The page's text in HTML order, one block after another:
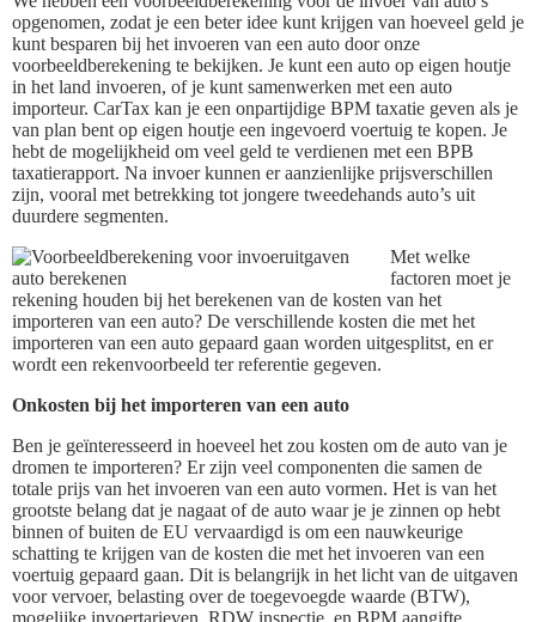
opgenomen, zodat je een beter idee kunt krijgen van hoeveel geld je
kunt besparen bij het invoeren van een auto door onze
voorbeeldberekening te bekijken. Je kunt een auto op eigen houtje
in het land invoeren, of je kunt samenwerken met een auto
importeur. CarTax kan je een onpartijdige BPM taxatie geven als je
van plan bent op eigen houtje een ingevoerd voertuig te kopen. Je
hebt de mogelijkheid om veel geld te verdienen met een BPB
taxatierapport. Na invoer kunnen er aanzienlijke prijsverschillen
zijn, vooral met betrekking tot jongere tweedehands auto’s uit
duurdere segmenten.
Met welke
factoren moet je
rekening houden bij het berekenen van de kosten van het
importeren van een auto? De verschillende kosten die met het
importeren van een auto gepaard gaan worden uitgesplitst, en er
wordt een rekenvoorbeeld ter referentie gegeven.
Onkosten bij het importeren van een auto
Ben je geïnteresseerd in hoeveel het zou kosten om de auto van je
dromen te importeren? Er zijn veel componenten die samen de
totale prijs van het invoeren van een auto vormen. Het is van het
grootste belang dat je nagaat of de auto waar je je zinnen op hebt
binnen of buiten de EU vervaardigd is om een nauwkeurige
schatting te krijgen van de kosten die met het invoeren van een
voertuig gepaard gaan. Dit is belangrijk in het licht van de uitgaven
voor vervoer, belasting over de toegevoegde waarde (BTW),